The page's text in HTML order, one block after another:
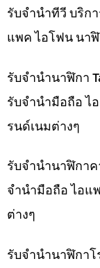
รับจำนำทีวี บริก
แพค ไอโฟน นา
รับจำนำนาฬิกา
รับจำนำมือถือ ไ
รนด์เนมต่างๆ
รับจำนำนาฬิกา
จำนำมือถือ ไอแ
ต่างๆ
รับจำนำนาฬิกา